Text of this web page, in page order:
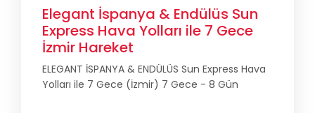
Elegant İspanya & Endülüs Sun
Express Hava Yolları ile 7 Gece
İzmir Hareket
ELEGANT İSPANYA & ENDÜLÜS Sun Express Hava
Yolları ile 7 Gece (İzmir) 7 Gece - 8 Gün